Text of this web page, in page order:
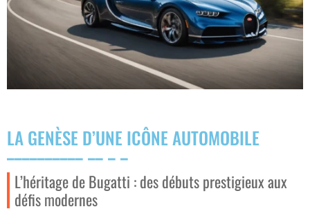
LA GENÈSE D’UNE ICÔNE AUTOMOBILE
L’héritage de Bugatti : des débuts prestigieux aux
défis modernes